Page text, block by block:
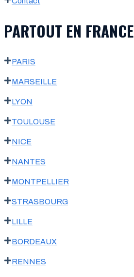
PARTOUT EN FRANCE
PARIS
MARSEILLE
LYON
TOULOUSE
NICE
NANTES
MONTPELLIER
STRASBOURG
LILLE
BORDEAUX
RENNES